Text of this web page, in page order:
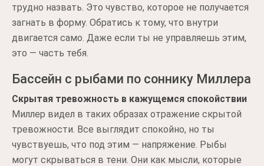
трудно назвать. Это чувство, которое не получается
загнать в форму. Обратись к тому, что внутри
двигается само. Даже если ты не управляешь этим,
это — часть тебя.
Бассейн с рыбами по соннику Миллера
Скрытая тревожность в кажущемся спокойствии
Миллер видел в таких образах отражение скрытой
тревожности. Все выглядит спокойно, но ты
чувствуешь, что под этим — напряжение. Рыбы
могут скрываться в тени. Они как мысли, которые